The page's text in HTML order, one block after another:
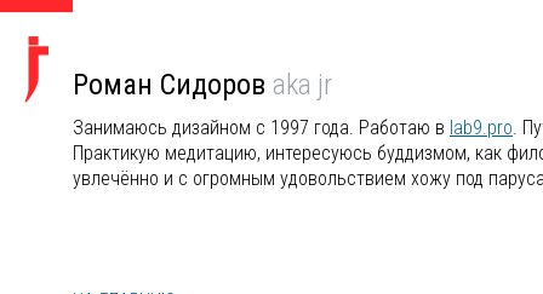
Роман Сидоров aka jr
Занимаюсь дизайном с 1997 года. Работаю в lab9.pro.
Практикую медитацию, интересуюсь буддизмом, как
увлечённо и с огромным удовольствием хожу под